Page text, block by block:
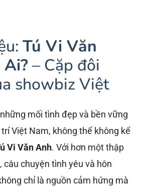
Tú Vi Văn
– Cặp đôi
showbiz Việt
mối tình đẹp và bền vững
Việt Nam, không thể không kể
Vi Văn Anh. Với hơn một thập
câu chuyện tình yêu và hôn
chỉ là nguồn cảm hứng mà